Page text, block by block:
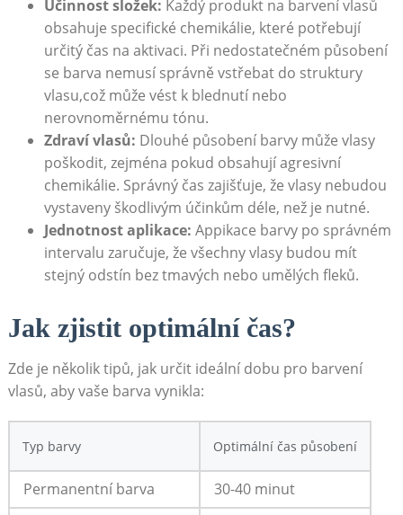
Účinnost složek: Každý produkt​ na barvení vlasů
obsahuje specifické chemikálie, které potřebují
určitý čas na aktivaci. Při nedostatečném působení​
se barva nemusí správně vstřebat do struktury⁤
vlasu,což může ⁣vést k blednutí nebo
nerovnoměrnému tónu.
Zdraví​ vlasů: Dlouhé působení barvy může vlasy
poškodit, zejména pokud obsahují agresivní
chemikálie. Správný čas zajišťuje,​ že vlasy nebudou
vystaveny škodlivým účinkům déle, než je nutné.
Jednotnost aplikace: Appikace barvy po správném
intervalu zaručuje, že všechny vlasy budou mít
stejný ​odstín bez tmavých nebo umělých fleků.
Jak zjistit optimální čas?
Zde je ​několik tipů, jak určit ‍ideální ‍dobu pro barvení
vlasů, aby vaše barva vynikla:
Typ barvy Optimální čas působení
Permanentní barva
30-40 minut